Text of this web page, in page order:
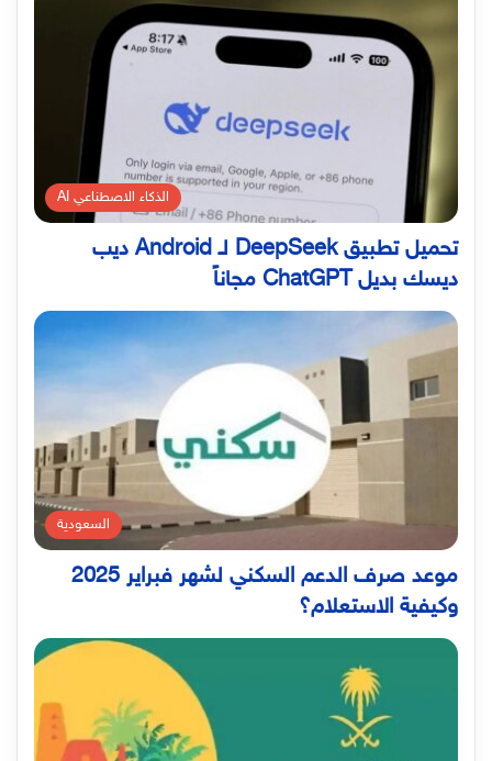
الذكاء الاصطناعي AI
تحميل تطبيق DeepSeek لـ Android ديب
ديسك بديل ChatGPT مجاناً
السعودية
موعد صرف الدعم السكني لشهر فبراير 2025
وكيفية الاستعلام؟